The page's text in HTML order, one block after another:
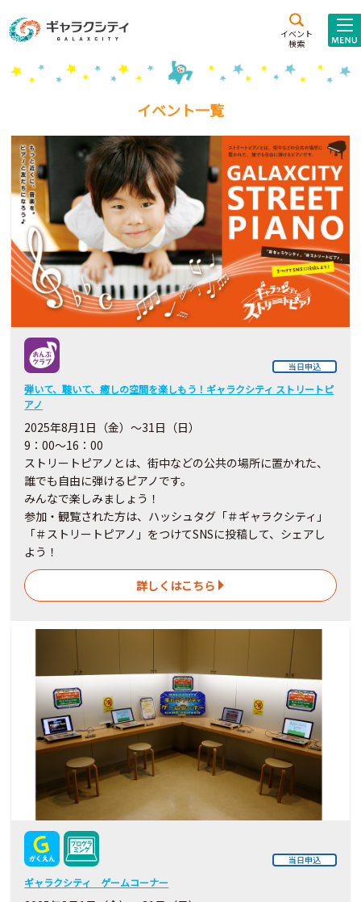
イベント
検索
施設案内
こども
西新井
施設･
施設貸出･団体利用
こどもみーてぃんぐ
Gがくえん
ブランドからのお知らせ
いっしょに創る
イベントレポート
イベント一覧
当日申込
弾いて、聴いて、癒しの空間を楽しもう！ギャラクシティ ストリートピ
アノ
2025年8月1日（金）～31日（日）
9：00～16：00
ストリートピアノとは、街中などの公共の場所に置かれた、
誰でも自由に弾けるピアノです。
みんなで楽しみましょう！
参加・観覧された方は、ハッシュタグ「＃ギャラクシティ」
「＃ストリートピアノ」をつけてSNSに投稿して、シェアし
よう！
詳しくはこちら
当日申込
ギャラクシティ ゲームコーナー